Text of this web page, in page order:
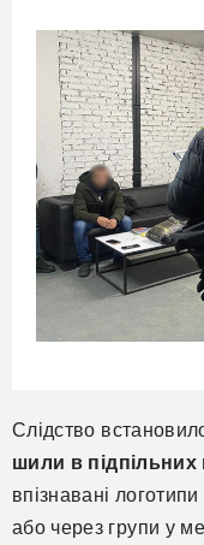
Слідство
шили в підпільних
впізнавані логотипи
або через групи у